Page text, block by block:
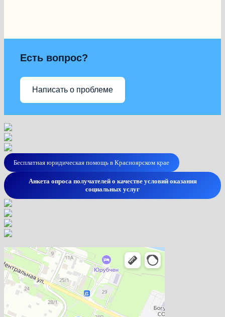
Есть вопрос?
Написать о проблеме
Бесплатная юридическая помощь в Красноярском крае
Анкета опроса получателей о качестве условий оказания
социальных услуг